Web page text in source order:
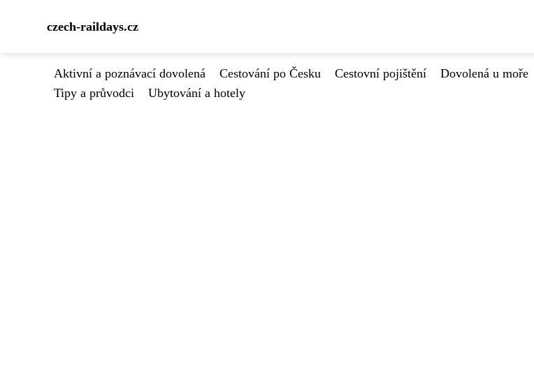
czech-raildays.cz
Aktivní a poznávací dovolená Cestování po Česku Cestovní pojištění Dovolená u moře
Tipy a průvodci
Ubytování a hotely